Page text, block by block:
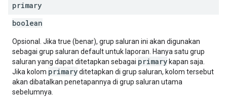
primary
boolean
Opsional. Jika true (benar), grup saluran ini akan digunakan
sebagai grup saluran default untuk laporan. Hanya satu grup
saluran yang dapat ditetapkan sebagai primary kapan saja.
Jika kolom primaryditetapkan di grup saluran, kolom tersebut
akan dibatalkan penetapannya di grup saluran utama
sebelumnya.